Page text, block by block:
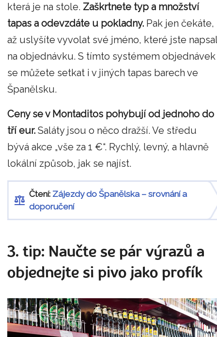
která je na stole. Zaškrtnete typ a množství
tapas a odevzdáte u pokladny. Pak jen čekáte,
až uslyšíte vyvolat své jméno, které jste
na objednávku. S tímto systémem objednávek
se můžete setkat i v jiných tapas barech ve
Španělsku.
Ceny se v Montaditos pohybují od jednoho do
tří eur. Saláty jsou o něco dražší. Ve středu
bývá akce „vše za 1 €“. Rychlý, levný, a hlavně
lokální způsob, jak se najíst.
Čtení: Zájezdy do Španělska – srovnání a
doporučení
3. tip: Naučte se pár výrazů a
objednejte si pivo jako profík